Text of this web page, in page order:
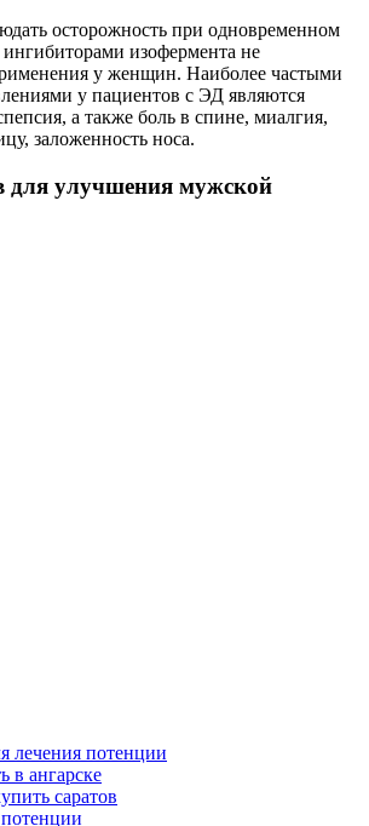
осторожность при одновременном
изофермента не
у женщин. Наиболее частыми
у пациентов с ЭД являются
а также боль в спине, миалгия,
заложенность носа.
для улучшения мужской
лечения потенции
в ангарске
саратов